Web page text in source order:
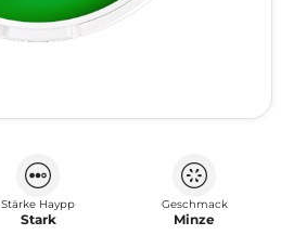
Stärke Haypp
Stark
Geschmack
Minze